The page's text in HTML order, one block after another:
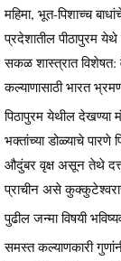
महिमा, भूत-पिशाच्च
प्रदेशातील पीठापुरम येथे
सकळ शास्त्रात विशेषत:
कल्याणासाठी भारत
पिठापुरम येथील देखण्या
भक्तांच्या डोळ्याचे
औदुंबर वृक्ष असून तेथे
प्राचीन असे
पुढील जन्मा विषयी
समस्त कल्याणकारी